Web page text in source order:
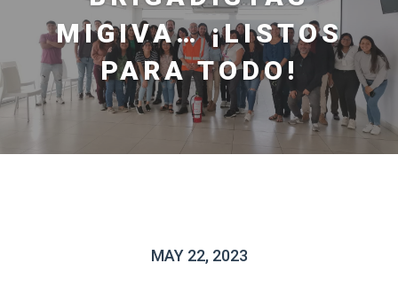
MIGIVA… ¡LISTOS
PARA TODO!
MAY 22, 2023